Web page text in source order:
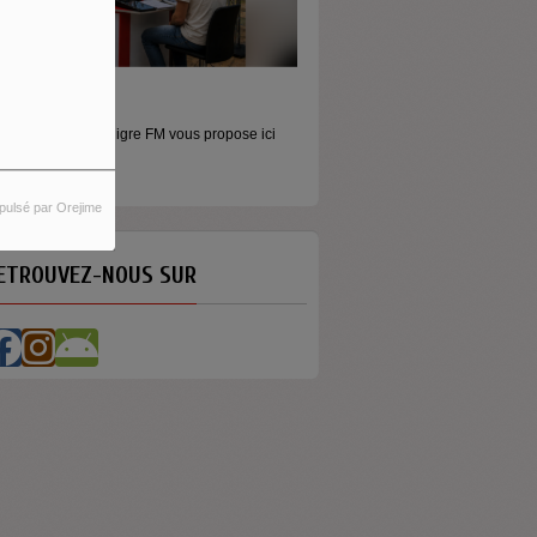
par Orejime
MONEY - LE MOMENT
émission...